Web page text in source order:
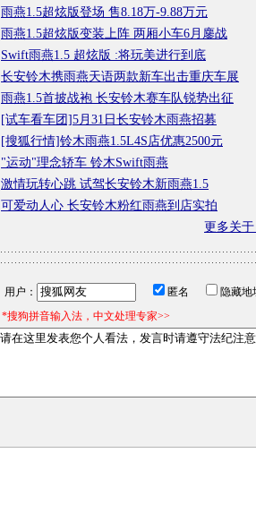
雨燕1.5超炫版登场 售8.18万-9.88万元
雨燕1.5超炫版变装上阵 两厢小车6月鏖战
Swift雨燕1.5 超炫版 :将玩美进行到底
长安铃木携雨燕天语两款新车出击重庆车展
雨燕1.5首披战袍 长安铃木赛车队锐势出征
[试车看车团]5月31日长安铃木雨燕招募
[搜狐行情]铃木雨燕1.5L4S店优惠2500元
"运动"理念轿车 铃木Swift雨燕
激情玩转心跳 试驾长安铃木新雨燕1.5
可爱动人心 长安铃木粉红雨燕到店实拍
更多关于
用户： 匿名 隐藏
*搜狗拼音输入法，中文处理专家>>